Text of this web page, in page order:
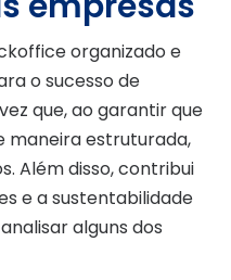
organizado e
o sucesso de
que, ao garantir que
maneira estruturada,
Além disso, contribui
e a sustentabilidade
alguns dos